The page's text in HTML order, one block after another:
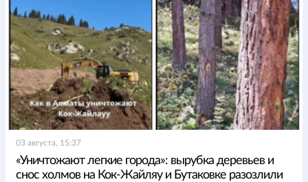
03 августа, 15:37
«Уничтожают легкие города»: вырубка деревьев и
снос холмов на Кок-Жайляу и Бутаковке разозлили